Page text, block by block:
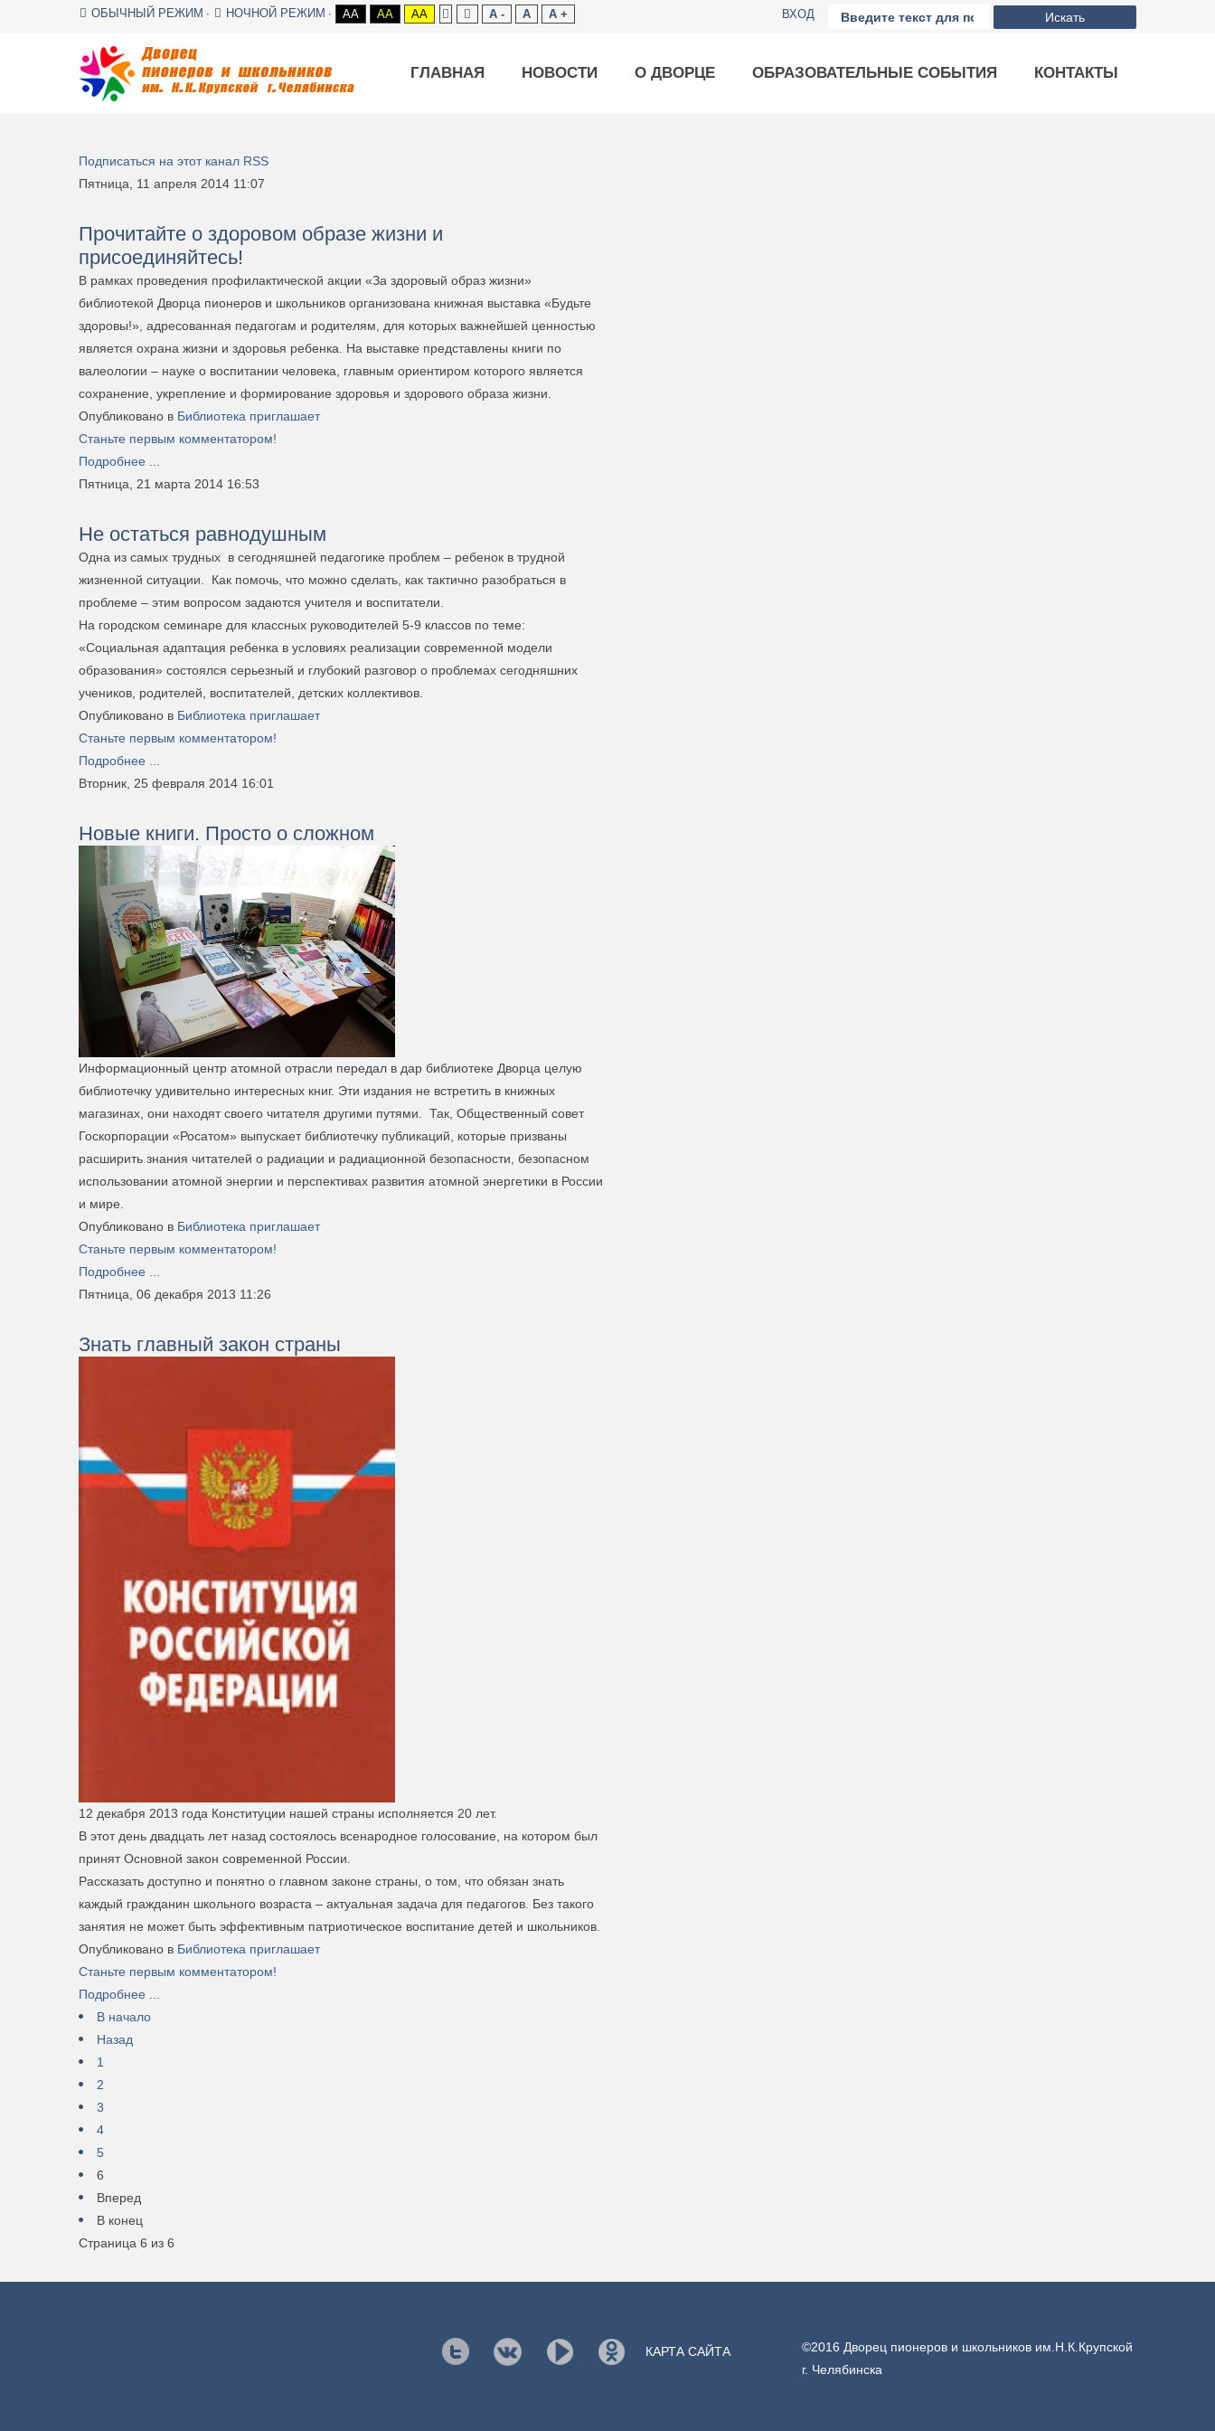
ОБЫЧНЫЙ РЕЖИМ НОЧНОЙ РЕЖИМ AA AA AA A - A A + Искать
ВХОД
ГЛАВНАЯ НОВОСТИ О ДВОРЦЕ ОБРАЗОВАТЕЛЬНЫЕ СОБЫТИЯ КОНТАКТЫ
Подписаться на этот канал RSS
Пятница, 11 апреля 2014 11:07
Прочитайте о здоровом образе жизни и
присоединяйтесь!
В рамках проведения профилактической акции «За здоровый образ жизни»
библиотекой Дворца пионеров и школьников организована книжная выставка «Будьте
здоровы!», адресованная педагогам и родителям, для которых важнейшей ценностью
является охрана жизни и здоровья ребенка. На выставке представлены книги по
валеологии – науке о воспитании человека, главным ориентиром которого является
сохранение, укрепление и формирование здоровья и здорового образа жизни.
Опубликовано в Библиотека приглашает
Станьте первым комментатором!
Подробнее ...
Пятница, 21 марта 2014 16:53
Не остаться равнодушным
Одна из самых трудных в сегодняшней педагогике проблем – ребенок в трудной
жизненной ситуации. Как помочь, что можно сделать, как тактично разобраться в
проблеме – этим вопросом задаются учителя и воспитатели.
На городском семинаре для классных руководителей 5-9 классов по теме:
«Социальная адаптация ребенка в условиях реализации современной модели
образования» состоялся серьезный и глубокий разговор о проблемах сегодняшних
учеников, родителей, воспитателей, детских коллективов.
Опубликовано в Библиотека приглашает
Станьте первым комментатором!
Подробнее ...
Вторник, 25 февраля 2014 16:01
Новые книги. Просто о сложном
Информационный центр атомной отрасли передал в дар библиотеке Дворца целую
библиотечку удивительно интересных книг. Эти издания не встретить в книжных
магазинах, они находят своего читателя другими путями. Так, Общественный совет
Госкорпорации «Росатом» выпускает библиотечку публикаций, которые призваны
расширить знания читателей о радиации и радиационной безопасности, безопасном
использовании атомной энергии и перспективах развития атомной энергетики в России
и мире.
Опубликовано в Библиотека приглашает
Станьте первым комментатором!
Подробнее ...
Пятница, 06 декабря 2013 11:26
Знать главный закон страны
12 декабря 2013 года Конституции нашей страны исполняется 20 лет.
В этот день двадцать лет назад состоялось всенародное голосование, на котором был
принят Основной закон современной России.
Рассказать доступно и понятно о главном законе страны, о том, что обязан знать
каждый гражданин школьного возраста – актуальная задача для педагогов. Без такого
занятия не может быть эффективным патриотическое воспитание детей и школьников.
Опубликовано в Библиотека приглашает
Станьте первым комментатором!
Подробнее ...
В начало
Назад
1
2
3
4
5
6
Вперед
В конец
Страница 6 из 6
КАРТА САЙТА
©2016 Дворец пионеров и школьников им.Н.К.Крупской
г. Челябинска